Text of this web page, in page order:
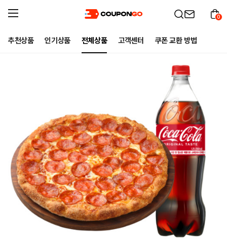
추천상품 인기상품 전체상품 고객센터 쿠폰 교환 방법
0